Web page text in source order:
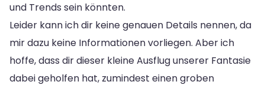
und Trends sein könnten.
Leider kann ich dir keine genauen Details nennen, da
mir dazu keine Informationen vorliegen. Aber ich
hoffe, dass dir dieser kleine Ausflug unserer Fantasie
dabei geholfen hat, zumindest einen groben